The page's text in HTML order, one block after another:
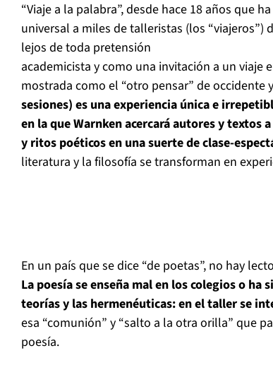
“Viaje a la palabra”, desde hace 18 años que
universal a miles de talleristas (los “viajeros”)
lejos de toda pretensión
academicista y como una invitación a un viaje
mostrada como el “otro pensar” de occidente
sesiones) es una experiencia única e
en la que Warnken acercará autores y textos
y ritos poéticos en una suerte de clase-
literatura y la filosofía se transforman en
En un país que se dice “de poetas”, no hay
La poesía se enseña mal en los colegios o ha
teorías y las hermenéuticas: en el taller se
esa “comunión” y “salto a la otra orilla” que
poesía.